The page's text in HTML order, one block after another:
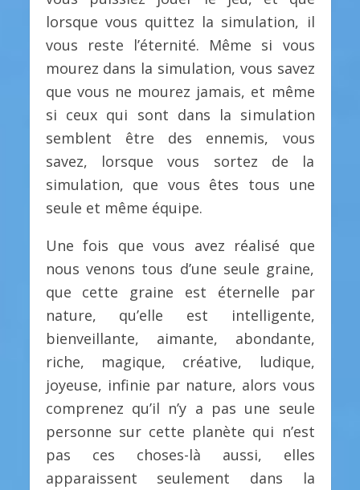
lorsque vous quittez la simulation, il
vous reste l’éternité. Même si vous
mourez dans la simulation, vous savez
que vous ne mourez jamais, et même
si ceux qui sont dans la simulation
semblent être des ennemis, vous
savez, lorsque vous sortez de la
simulation, que vous êtes tous une
seule et même équipe.
Une fois que vous avez réalisé que
nous venons tous d’une seule graine,
que cette graine est éternelle par
nature, qu’elle est intelligente,
bienveillante, aimante, abondante,
riche, magique, créative, ludique,
joyeuse, infinie par nature, alors vous
comprenez qu’il n’y a pas une seule
personne sur cette planète qui n’est
pas ces choses-là aussi, elles
apparaissent seulement dans la